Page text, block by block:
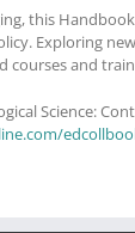
this
Exploring
courses and
Science: